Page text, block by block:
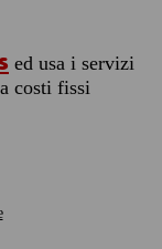
ed usa i servizi
costi fissi